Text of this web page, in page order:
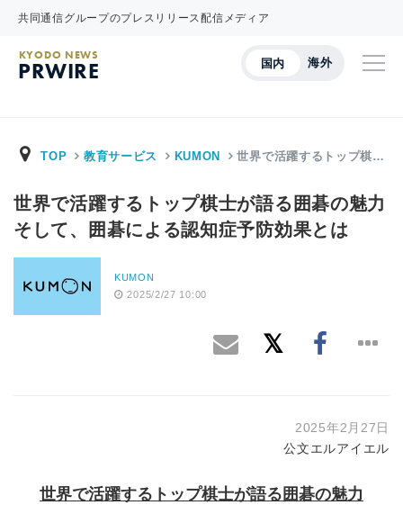
共同通信グループのプレスリリース配信メディア
国内 海外
KYODO NEWS
PRWIRE
TOP 教育サービス KUMON 世界で活躍するトップ棋…
世界で活躍するトップ棋士が語る囲碁の魅力
そして、囲碁による認知症予防効果とは
KUMON
2025/2/27 10:00
2025年2月27日
公文エルアイエル
世界で活躍するトップ棋士が語る囲碁の魅力